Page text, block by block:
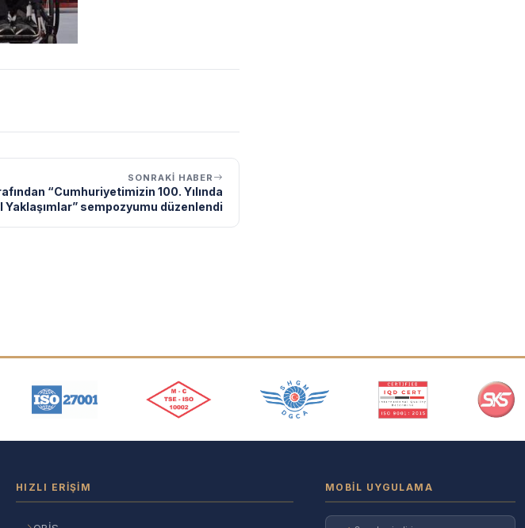
SONRAKI HABER
“Cumhuriyetimizin 100. Yılında
sempozyumu düzenlendi
HIZLI ERIŞIM MOBIL UYGULAMA